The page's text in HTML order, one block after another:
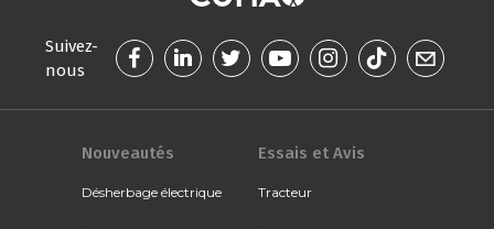
Suivez-
nous
Nouveautés
Désherbage électrique
Essais et Avis
Tracteur